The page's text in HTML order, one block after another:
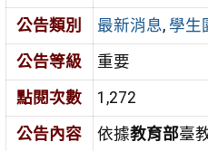
公告類別
最新消息, 學生
公告等級
重要
點閱次數
1,272
公告內容
依據教育部臺